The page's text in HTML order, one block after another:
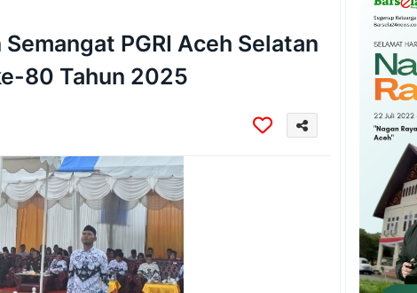
PGRI Aceh Selatan
80 Tahun 2025